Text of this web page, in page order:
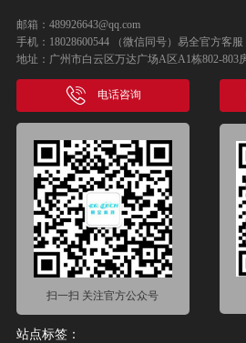
邮箱：489926643@qq.com
手机：18028600544 （微信同号）易全官方客服
地址：广州市白云区万达广场A区A1栋802-803
电话咨询
扫一扫 关注官方公众号
站点标签：